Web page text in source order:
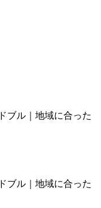
ブル｜地域に合った
ブル｜地域に合った